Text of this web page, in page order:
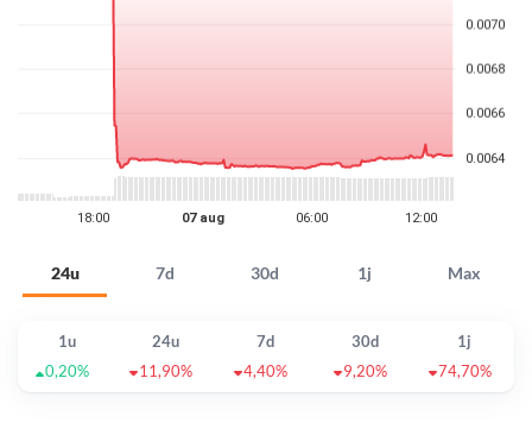
24u 7d 30d 1j Max
1u 24u 7d 30d
1j
0,20%
11,90% 4,40% 9,20% 74,70%